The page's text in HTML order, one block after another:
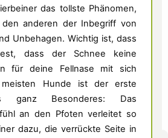
das tollste Phänomen,
anderen der Inbegriff von
Unbehagen. Wichtig ist, dass
dass der Schnee keine
für deine Fellnase mit sich
Hunde ist der erste
ganz Besonderes: Das
an den Pfoten verleitet so
dazu, die verrückte Seite in